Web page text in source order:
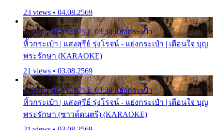
23 views • 04.08.2569
1. 00:00 หิ้วกระเป๋า 2. 03:30 แย่งกระเป๋า
หิ้วกระเป๋า | แสงสุรีย์ รุ่งโรจน์ - แย่งกระเป๋า | เตือนใจ บุญ
พระรักษา (KARAOKE)
21 views • 03.08.2569
1. 00:00 หิ้วกระเป๋า 2. 03:30 แย่งกระเป๋า
หิ้วกระเป๋า | แสงสุรีย์ รุ่งโรจน์ - แย่งกระเป๋า | เตือนใจ บุญ
พระรักษา (ซาวด์ดนตรี) (KARAOKE)